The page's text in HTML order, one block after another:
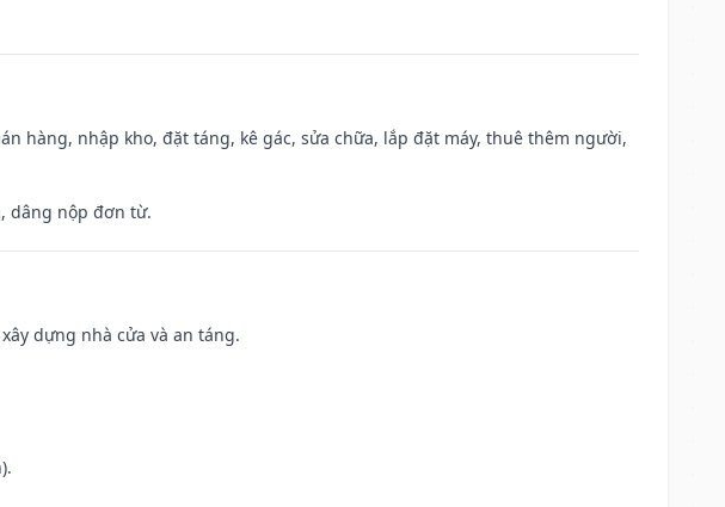
hàng, nhập kho, đặt táng, kê gác, sửa chữa, lắp đặt máy, thuê thêm người,
dâng nộp đơn từ.
dựng nhà cửa và an táng.